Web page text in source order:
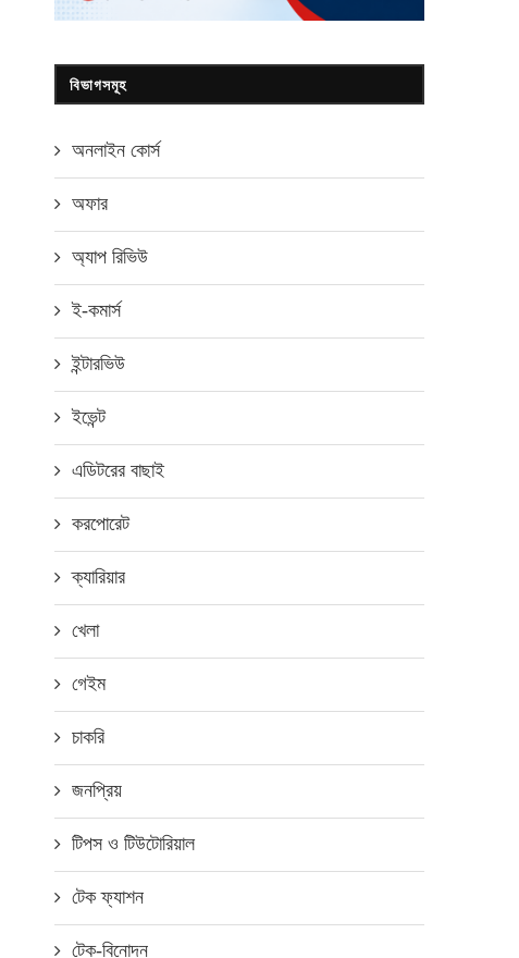
বিভাগসমূহ
অনলাইন কোর্স
অফার
অ্যাপ রিভিউ
ই-কমার্স
ইন্টারভিউ
ইভেন্ট
এডিটরের বাছাই
করপোরেট
ক্যারিয়ার
খেলা
গেইম
চাকরি
জনপ্রিয়
টিপস ও টিউটোরিয়াল
টেক ফ্যাশন
টেক-বিনোদন